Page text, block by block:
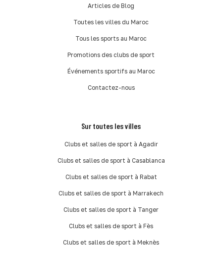
Articles de Blog
Toutes les villes du Maroc
Tous les sports au Maroc
Promotions des clubs de sport
Événements sportifs au Maroc
Contactez-nous
Sur toutes les villes
Clubs et salles de sport à Agadir
Clubs et salles de sport à Casablanca
Clubs et salles de sport à Rabat
Clubs et salles de sport à Marrakech
Clubs et salles de sport à Tanger
Clubs et salles de sport à Fès
Clubs et salles de sport à Meknès